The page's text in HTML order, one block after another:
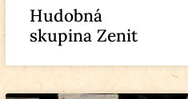
Hudobná
skupina Zenit